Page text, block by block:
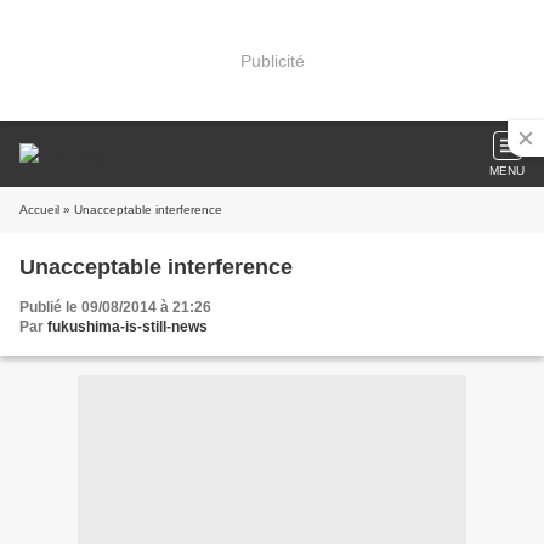
Publicité
MENU
Accueil » Unacceptable interference
Unacceptable interference
Publié le 09/08/2014 à 21:26
Par fukushima-is-still-news